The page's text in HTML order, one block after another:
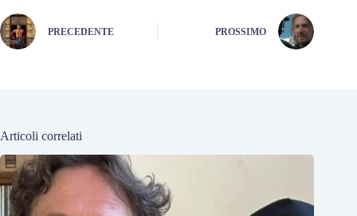
PRECEDENTE PROSSIMO
Articoli correlati